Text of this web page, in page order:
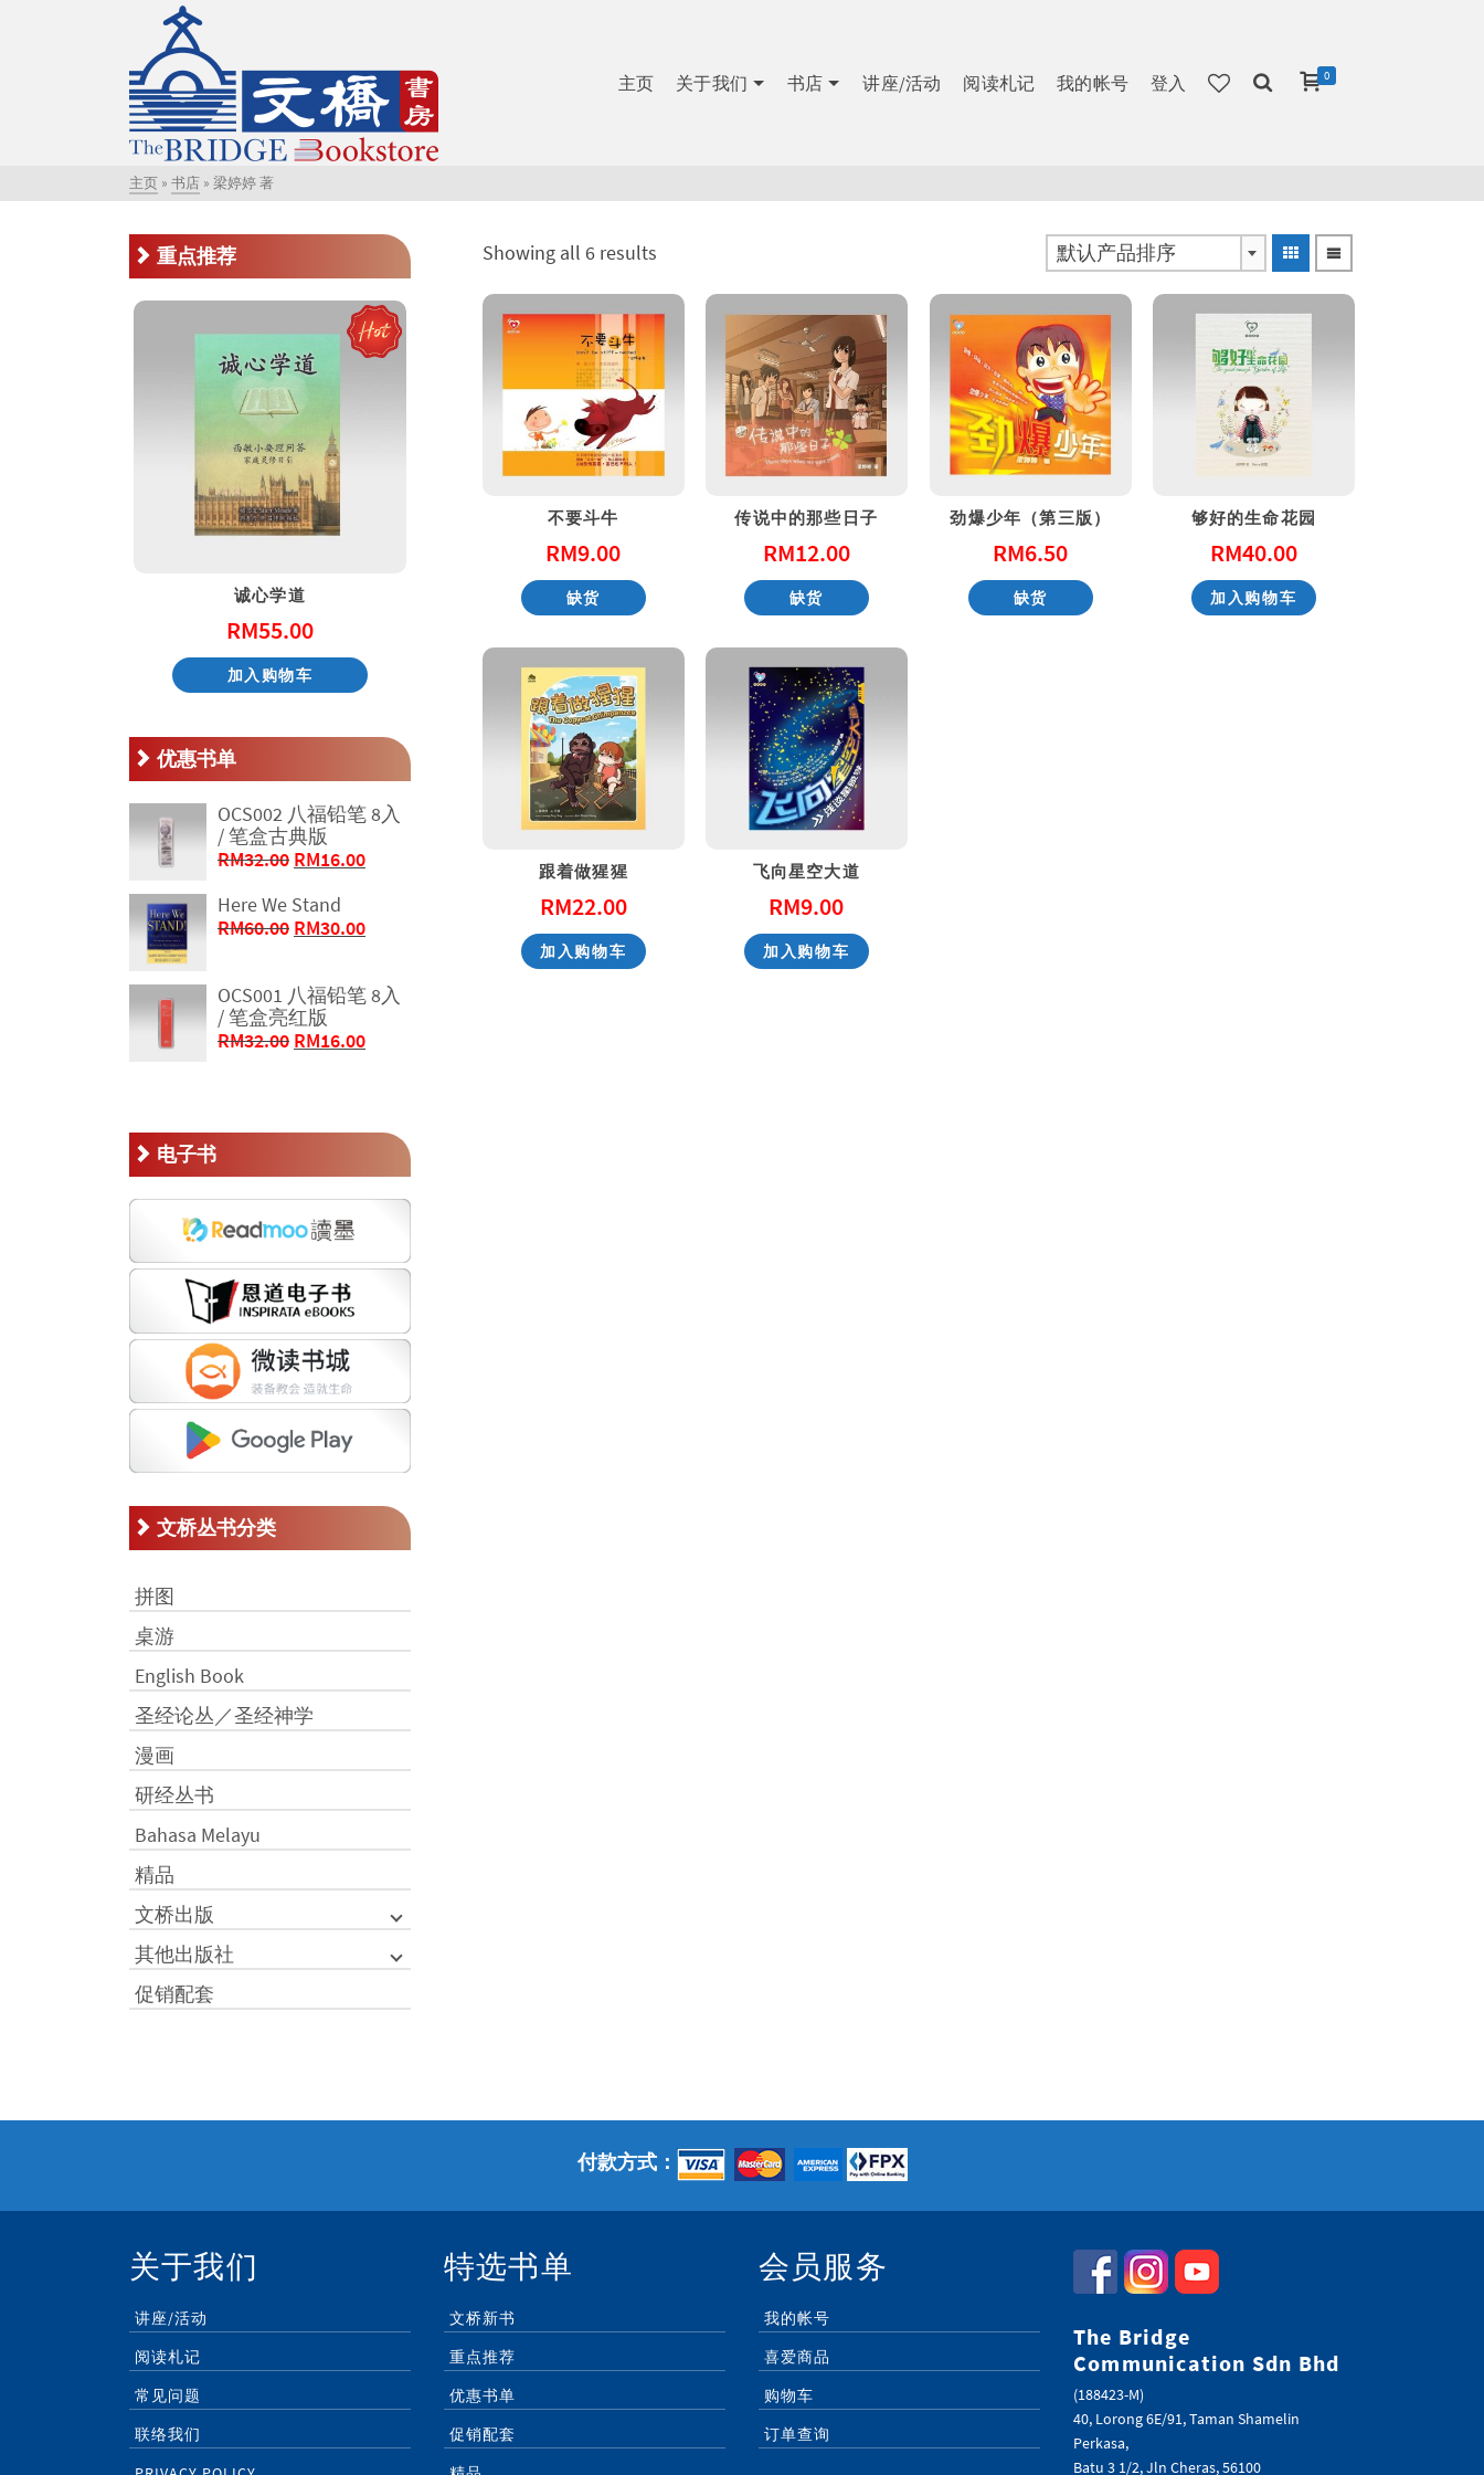
主页 关于我们 书店 讲座/活动 阅读札记 我的帐号 登入 0
主页 » 书店 » 梁婷婷 著
Showing all 6 results 默认产品排序
不要斗牛
RM9.00
缺货
传说中的那些日子
RM12.00
缺货
劲爆少年（第三版）
RM6.50
缺货
够好的生命花园
RM40.00
加入购物车
跟着做猩猩
RM22.00
加入购物车
飞向星空大道
RM9.00
加入购物车
重点推荐
诚心学道
RM55.00
加入购物车 加入购物车 加入购物车
天国的童话系列 – 大熊爵士开新店
优惠书单
OCS002 八福铅笔 8入
/ 笔盒古典版
RM32.00 原
为：
RM32.00。
RM16.00当
格
RM16.00。
Here We Stand
RM60.00 原
RM60.00。
RM30.00当
格
RM30.00。
OCS001 八福铅笔 8入
/ 笔盒亮红版
RM32.00 原
RM16.00当
为：
RM16.00。
电子书
文桥丛书分类
拼图
桌游
English Book
圣经论丛／圣经神学
漫画
研经丛书
Bahasa Melayu
精品
文桥出版
其他出版社
促销配套
付款方式：
关于我们
讲座/活动
阅读札记
常见问题
联络我们
特选书单
文桥新书
重点推荐
优惠书单
促销配套
会员服务
我的帐号
喜爱商品
购物车
订单查询
The Bridge
Communication Sdn Bhd
(188423-M)
40, Lorong 6E/91, Taman Shamelin
Perkasa,
Batu 3 1/2, Jln Cheras, 56100